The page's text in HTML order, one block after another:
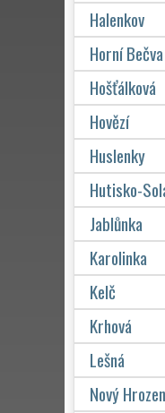
Halenkov
Horní Bečva
Hošťálková
Hovězí
Huslenky
Hutisko-
Jablůnka
Karolinka
Kelč
Krhová
Lešná
Nový